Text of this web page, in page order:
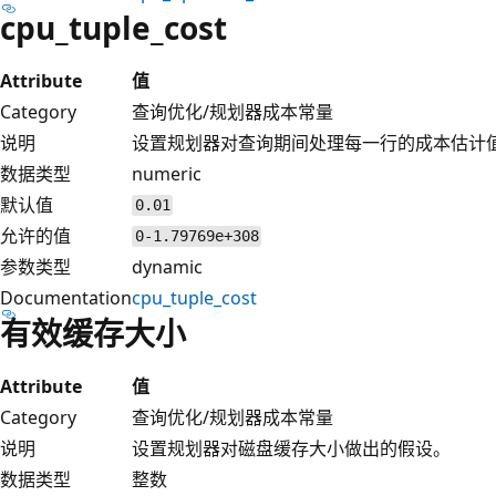
cpu_tuple_cost
Attribute
值
Category
查询优化/规划器成本常量
说明
设置规划器对查询期间处理每一行的成本估计
数据类型
numeric
默认值
0.01
允许的值 0-1.79769e+308
参数类型
dynamic
Documentationcpu_tuple_cost
有效缓存大小
Attribute
值
Category
查询优化/规划器成本常量
说明
设置规划器对磁盘缓存大小做出的假设。
数据类型
整数